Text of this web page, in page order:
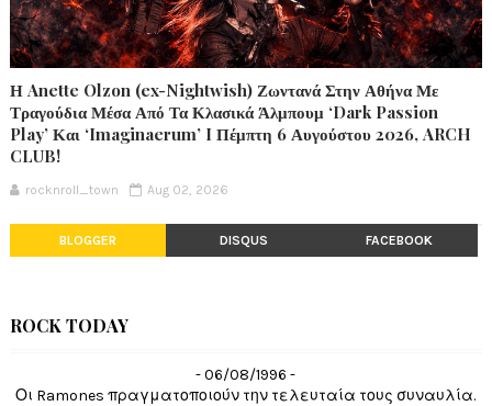
Η Anette Olzon (ex-Nightwish) Ζωντανά Στην Αθήνα Με
Τραγούδια Μέσα Από Τα Κλασικά Άλμπουμ ‘Dark Passion
Play’ Και ‘Imaginaerum’ I Πέμπτη 6 Αυγούστου 2026, ARCH
CLUB!
rocknroll_town Aug 02, 2026
BLOGGER DISQUS FACEBOOK
ROCK TODAY
- 06/08/1996 -
Οι Ramones πραγματοποιούν την τελευταία τους συναυλία.